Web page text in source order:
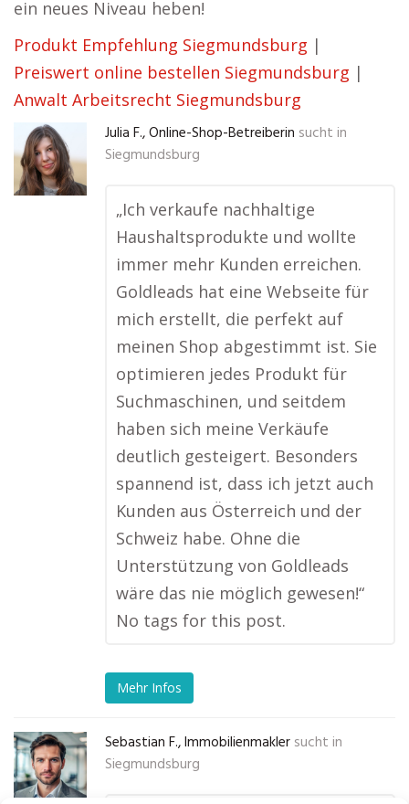
ein neues Niveau heben!
Produkt Empfehlung Siegmundsburg |
Preiswert online bestellen Siegmundsburg |
Anwalt Arbeitsrecht Siegmundsburg
Julia F., Online-Shop-Betreiberin sucht in
Siegmundsburg
„Ich verkaufe nachhaltige
Haushaltsprodukte und wollte
immer mehr Kunden erreichen.
Goldleads hat eine Webseite für
mich erstellt, die perfekt auf
meinen Shop abgestimmt ist. Sie
optimieren jedes Produkt für
Suchmaschinen, und seitdem
haben sich meine Verkäufe
deutlich gesteigert. Besonders
spannend ist, dass ich jetzt auch
Kunden aus Österreich und der
Schweiz habe. Ohne die
Unterstützung von Goldleads
wäre das nie möglich gewesen!“
No tags for this post.
Mehr Infos
Sebastian F., Immobilienmakler sucht in
Siegmundsburg